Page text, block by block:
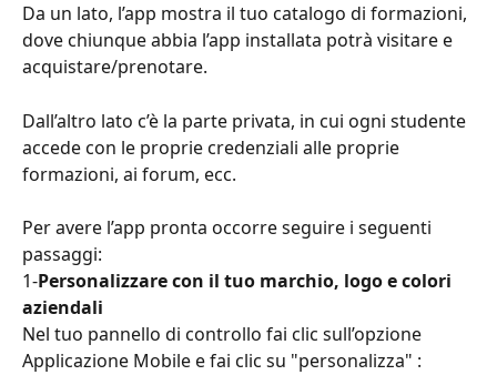
Da un lato, l’app mostra il tuo catalogo di formazioni,
dove chiunque abbia l’app installata potrà visitare e
acquistare/prenotare.
Dall’altro lato c’è la parte privata, in cui ogni studente
accede con le proprie credenziali alle proprie
formazioni, ai forum, ecc.
Per avere l’app pronta occorre seguire i seguenti
passaggi:
1-Personalizzare con il tuo marchio, logo e colori
aziendali
Nel tuo pannello di controllo fai clic sull’opzione
Applicazione Mobile e fai clic su "personalizza" :